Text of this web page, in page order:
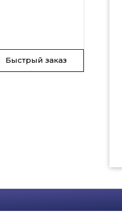
Быстрый заказ